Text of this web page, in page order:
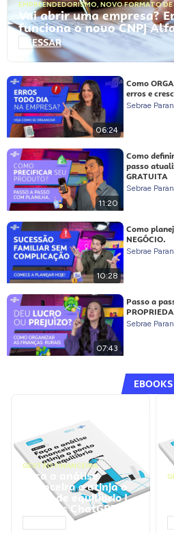
EMPREENDEDORISMO, NOVO FORMATO
Vai abrir uma empresa?
funciona o novo CNPJ
ACESSAR
06:24
Como
erros e
Sebrae
11:20
Como
passo
GRATUITA
Sebrae
10:28
Como
NEGÓCIO.
Sebrae
07:43
Passo a
Sebrae
EBOOKS
GESTÃO FINANCEIRA
Faça a análise
financeira e atinja o
ponto de equilíbrio |
Prompts ChatGPT